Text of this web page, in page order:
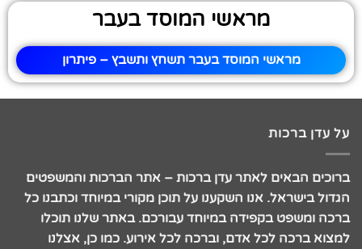
מראשי המוסד בעבר
מראשי המוסד בעבר תשחץ ותשבץ – פיתרון
על עדן ברכות
ברוכים הבאים לאתר עדן ברכות – אתר הברכות והמשפטים
הגדול בישראל. אנו השקענו על תוכן מקורי במיוחד וכתבנו כל
ברכה ומשפט בקפידה במיוחד עבורכם. באתר שלנו תוכלו
למצוא ברכה לכל אדם, וברכה לכל אירוע. כמו כן, אצלנו